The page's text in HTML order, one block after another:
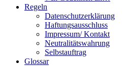
Regeln
Datenschutzerklärung
Haftungsausschluss
Impressum/ Kontakt
Neutralitätswahrung
Selbstauftrag
Glossar